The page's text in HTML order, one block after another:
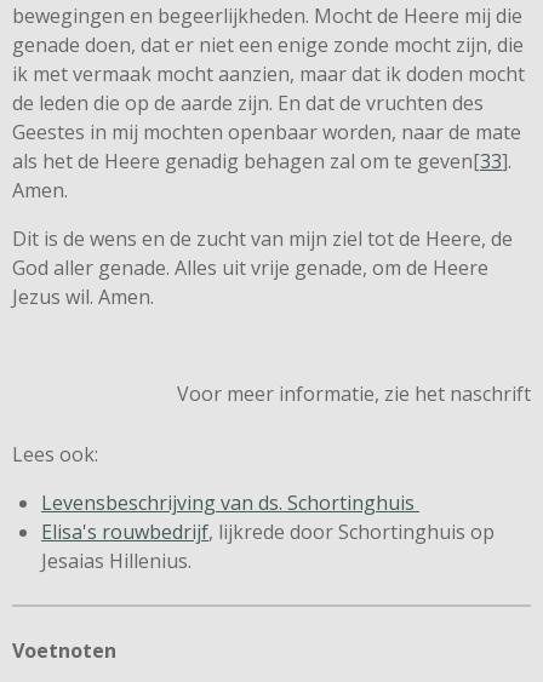
bewegingen en begeerlijkheden. Mocht de Heere mij die
genade doen, dat er niet een enige zonde mocht zijn, die
ik met vermaak mocht aanzien, maar dat ik doden mocht
de leden die op de aarde zijn. En dat de vruchten des
Geestes in mij mochten openbaar worden, naar de mate
als het de Heere genadig behagen zal om te geven[33].
Amen.
Dit is de wens en de zucht van mijn ziel tot de Heere, de
God aller genade. Alles uit vrije genade, om de Heere
Jezus wil. Amen.
Voor meer informatie, zie het naschrift
Lees ook:
Levensbeschrijving van ds. Schortinghuis
Elisa's rouwbedrijf, lijkrede door Schortinghuis op
Jesaias Hillenius.
Voetnoten